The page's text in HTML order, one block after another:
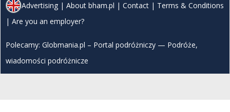
Advertising | About bham.pl | Contact | Terms & Conditions
| Are you an employer?
Polecamy: Globmania.pl – Portal podróżniczy — Podróże,
wiadomości podróżnicze